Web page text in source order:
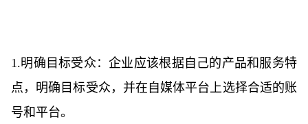
1.明确目标受众：企业应该根据自己的产品和服务特
点，明确目标受众，并在自媒体平台上选择合适的账
号和平台。